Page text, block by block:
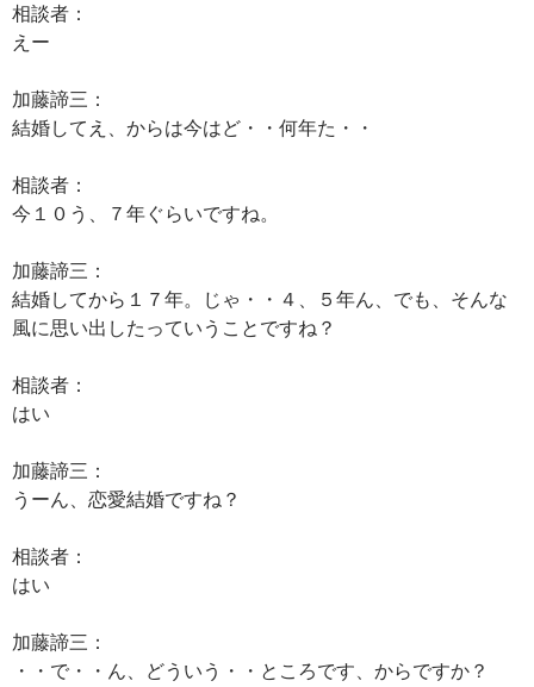
相談者：
えー
加藤諦三：
結婚してえ、からは今はど・・何年た・・
相談者：
今１０う、７年ぐらいですね。
加藤諦三：
結婚してから１７年。じゃ・・４、５年ん、でも、そんな
風に思い出したっていうことですね？
相談者：
はい
加藤諦三：
うーん、恋愛結婚ですね？
相談者：
はい
加藤諦三：
・・で・・ん、どういう・・ところです、からですか？